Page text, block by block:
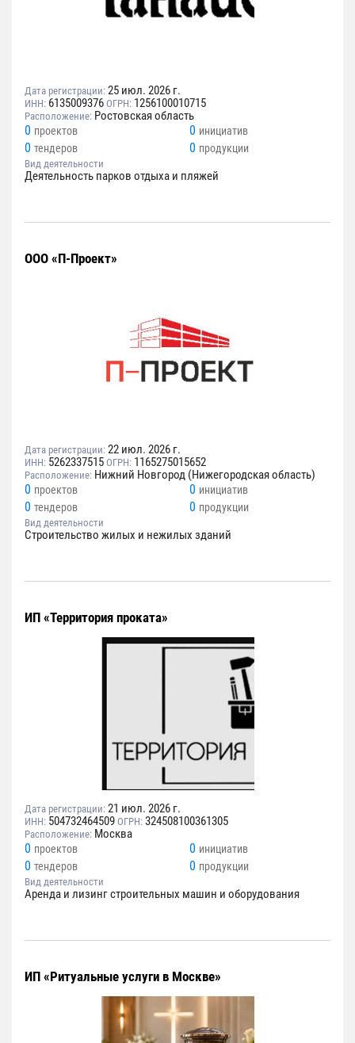
Дата регистрации: 25 июл. 2026 г.
ИНН: 6135009376 ОГРН: 1256100010715
Расположение: Ростовская область
0 проектов 0 инициатив
0 тендеров 0 продукции
Вид деятельности
Деятельность парков отдыха и пляжей
ООО «П-Проект»
Дата регистрации: 22 июл. 2026 г.
ИНН: 5262337515 ОГРН: 1165275015652
Расположение: Нижний Новгород (Нижегородская область)
0 проектов 0 инициатив
0 тендеров 0 продукции
Вид деятельности
Строительство жилых и нежилых зданий
ИП «Территория проката»
Дата регистрации: 21 июл. 2026 г.
ИНН: 504732464509 ОГРН: 324508100361305
Расположение: Москва
0 проектов 0 инициатив
0 тендеров 0 продукции
Вид деятельности
Аренда и лизинг строительных машин и оборудования
ИП «Ритуальные услуги в Москве»